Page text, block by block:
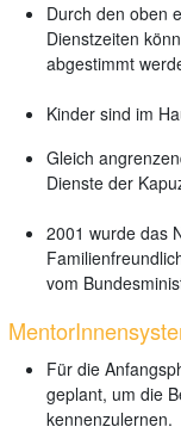
Durch den oben
Dienstzeiten
abgestimmt
Kinder sind im
Gleich
Dienste der
2001 wurde das
vom
Für die
geplant, um die
kennenzulernen.